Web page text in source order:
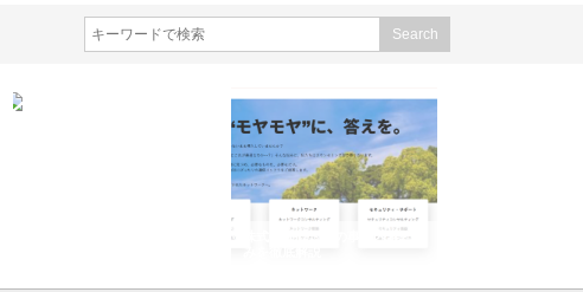
株式会社ＣＳＡの事業内容と強